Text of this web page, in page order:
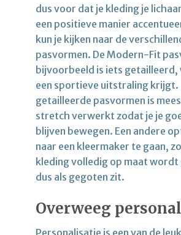
dus voor dat je kleding je
een positieve manier
kun je kijken naar de
pasvormen. De Modern-Fit
bijvoorbeeld is iets getailleerd,
een sportieve uitstraling krijgt.
getailleerde pasvormen is
stretch verwerkt zodat je je
blijven bewegen. Een andere
naar een kleermaker te gaan,
kleding volledig op maat wordt
dus als gegoten zit.
Overweeg
Personalisatie is een van de